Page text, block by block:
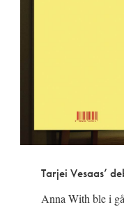
Tarjei Vesaas’
Anna With ble i